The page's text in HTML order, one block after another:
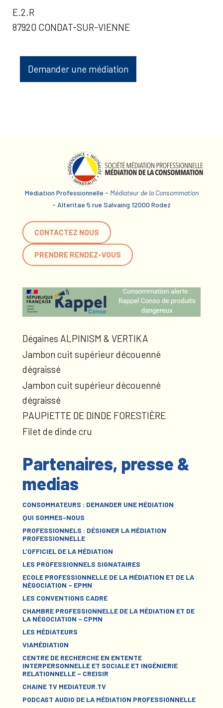
E.2.R
87920 CONDAT-SUR-VIENNE
Demander une médiation
Médiation Professionnelle - Médiateur de la Consommation
- Alteritae 5 rue Salvaing 12000 Rodez
CONTACTEZ NOUS
PRENDRE RENDEZ-VOUS
Dégaines ALPINISM & VERTIKA
Jambon cuit supérieur découenné
dégraissé
Jambon cuit supérieur découenné
dégraissé
PAUPIETTE DE DINDE FORESTIÈRE
Filet de dinde cru
Partenaires, presse &
medias
CONSOMMATEURS : DEMANDER UNE MÉDIATION
QUI SOMMES-NOUS
PROFESSIONNELS : DÉSIGNER LA MÉDIATION
PROFESSIONNELLE
L’OFFICIEL DE LA MÉDIATION
LES PROFESSIONNELS SIGNATAIRES
ECOLE PROFESSIONNELLE DE LA MÉDIATION ET DE LA
NÉGOCIATION – EPMN
LES CONVENTIONS CADRE
CHAMBRE PROFESSIONNELLE DE LA MÉDIATION ET DE
LA NÉGOCIATION – CPMN
LES MÉDIATEURS
VIAMÉDIATION
CENTRE DE RECHERCHE EN ENTENTE
INTERPERSONNELLE ET SOCIALE ET INGÉNIERIE
RELATIONNELLE – CREISIR
CHAINE TV MEDIATEUR.TV
PODCAST AUDIO DE LA MÉDIATION PROFESSIONNELLE